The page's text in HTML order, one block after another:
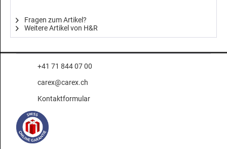
Fragen zum Artikel?
Weitere Artikel von H&R
+41 71 844 07 00
carex@carex.ch
Kontaktformular